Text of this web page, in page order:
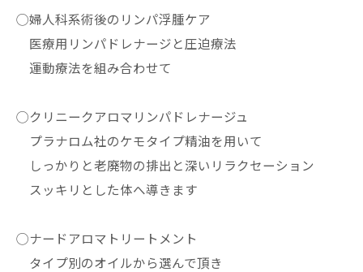
◯婦人科系術後のリンパ浮腫ケア
医療用リンパドレナージと圧迫療法
運動療法を組み合わせて
◯クリニークアロマリンパドレナージュ
プラナロム社のケモタイプ精油を用いて
しっかりと老廃物の排出と深いリラクセーション
スッキリとした体へ導きます
◯ナードアロマトリートメント
タイプ別のオイルから選んで頂き